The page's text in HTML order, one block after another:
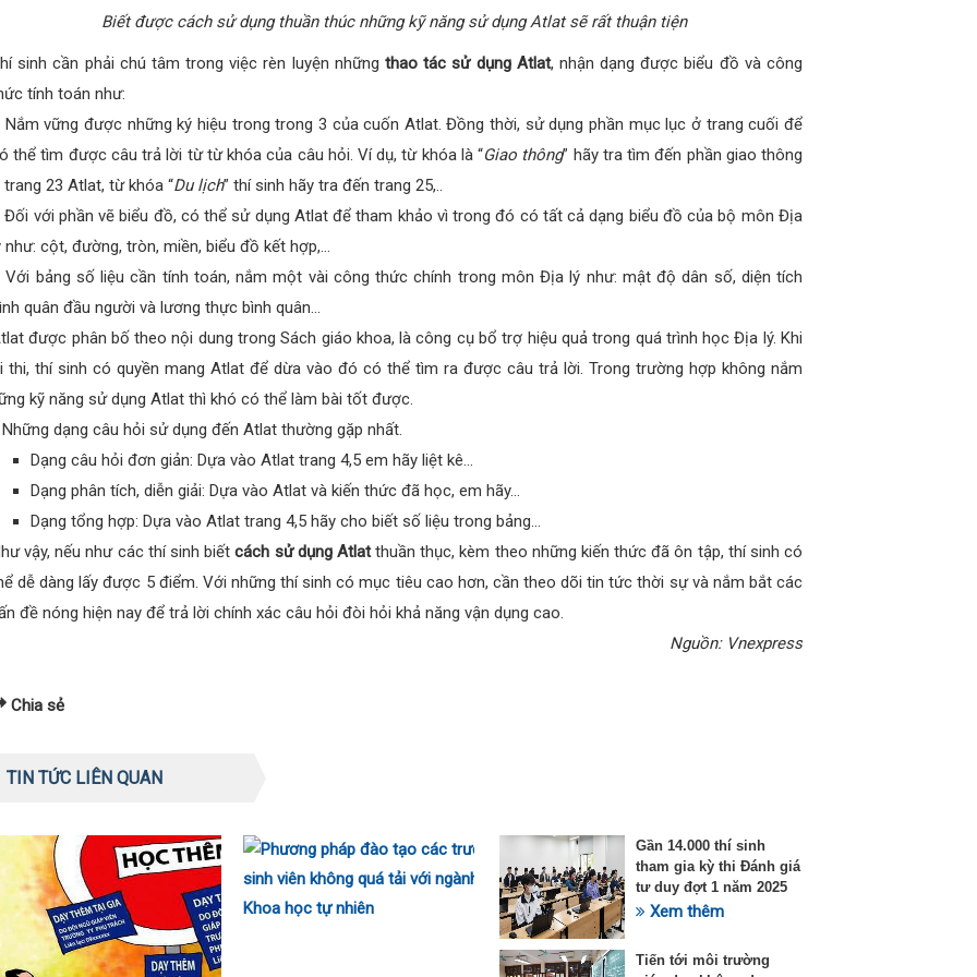
Biết được cách sử dụng thuần thúc những kỹ năng sử dụng Atlat sẽ rất thuận tiện
sinh cần phải chú tâm trong việc rèn luyện những thao tác sử dụng Atlat, nhận dạng được biểu đồ và công
tính toán như:
Nắm vững được những ký hiệu trong trong 3 của cuốn Atlat. Đồng thời, sử dụng phần mục lục ở trang cuối để
thể tìm được câu trả lời từ từ khóa của câu hỏi. Ví dụ, từ khóa là “Giao thông” hãy tra tìm đến phần giao thông
trang 23 Atlat, từ khóa “Du lịch” thí sinh hãy tra đến trang 25,..
Đối với phần vẽ biểu đồ, có thể sử dụng Atlat để tham khảo vì trong đó có tất cả dạng biểu đồ của bộ môn Địa
như: cột, đường, tròn, miền, biểu đồ kết hợp,…
Với bảng số liệu cần tính toán, nắm một vài công thức chính trong môn Địa lý như: mật độ dân số, diện tích
quân đầu người và lương thực bình quân…
được phân bố theo nội dung trong Sách giáo khoa, là công cụ bổ trợ hiệu quả trong quá trình học Địa lý. Khi
thi, thí sinh có quyền mang Atlat để dừa vào đó có thể tìm ra được câu trả lời. Trong trường hợp không nắm
kỹ năng sử dụng Atlat thì khó có thể làm bài tốt được.
dạng câu hỏi sử dụng đến Atlat thường gặp nhất.
Dạng câu hỏi đơn giản: Dựa vào Atlat trang 4,5 em hãy liệt kê…
Dạng phân tích, diễn giải: Dựa vào Atlat và kiến thức đã học, em hãy…
Dạng tổng hợp: Dựa vào Atlat trang 4,5 hãy cho biết số liệu trong bảng…
vậy, nếu như các thí sinh biếtcách sử dụng Atlatthuần thục, kèm theo những kiến thức đã ôn tập, thí sinh có
dễ dàng lấy được 5 điểm. Với những thí sinh có mục tiêu cao hơn, cần theo dõi tin tức thời sự và nắm bắt các
đề nóng hiện nay để trả lời chính xác câu hỏi đòi hỏi khả năng vận dụng cao.
Nguồn: Vnexpress
Chia sẻ
TIN TỨC LIÊN QUAN
Gần 14.000 thí sinh
tham gia kỳ thi Đánh giá
tư duy đợt 1 năm 2025
Xem thêm
Tiến tới môi trường